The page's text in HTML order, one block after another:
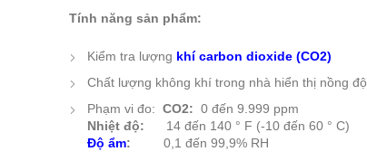
Tính năng sản phẩm:
Kiểm tra lượng khí carbon dioxide (CO2)
Chất lượng không khí trong nhà hiển thị nồng độ
Phạm vi đo: CO2: 0 đến 9.999 ppm
Nhiệt độ:
14 đến 140 ° F (-10 đến 60 ° C)
Độ ẩm: 0,1 đến 99,9% RH